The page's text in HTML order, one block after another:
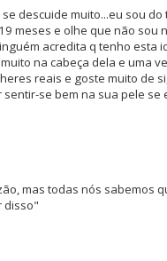
se descuide muito...eu sou
meses e olhe que não sou
acredita q tenho esta
na cabeça dela e uma
reais e goste muito de
se bem na sua pele se
mas todas nós sabemos
disso"